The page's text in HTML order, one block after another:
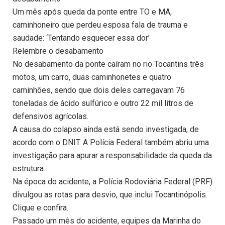
Um mês após queda da ponte entre TO e MA,
caminhoneiro que perdeu esposa fala de trauma e
saudade: ‘Tentando esquecer essa dor’
Relembre o desabamento
No desabamento da ponte caíram no rio Tocantins três
motos, um carro, duas caminhonetes e quatro
caminhões, sendo que dois deles carregavam 76
toneladas de ácido sulfúrico e outro 22 mil litros de
defensivos agrícolas.
A causa do colapso ainda está sendo investigada, de
acordo com o DNIT. A Polícia Federal também abriu uma
investigação para apurar a responsabilidade da queda da
estrutura.
Na época do acidente, a Polícia Rodoviária Federal (PRF)
divulgou as rotas para desvio, que inclui Tocantinópolis.
Clique e confira.
Passado um mês do acidente, equipes da Marinha do